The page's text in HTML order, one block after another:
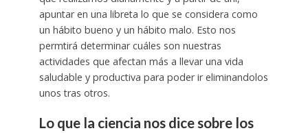
apuntar en una libreta lo que se considera como
un hábito bueno y un hábito malo. Esto nos
permtirá determinar cuáles son nuestras
actividades que afectan más a llevar una vida
saludable y productiva para poder ir eliminandolos
unos tras otros.
Lo que la ciencia nos dice sobre los